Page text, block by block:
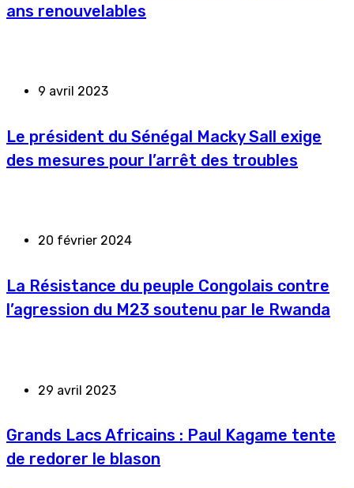
ans renouvelables
9 avril 2023
Le président du Sénégal Macky Sall exige
des mesures pour l’arrêt des troubles
20 février 2024
La Résistance du peuple Congolais contre
l’agression du M23 soutenu par le Rwanda
29 avril 2023
Grands Lacs Africains : Paul Kagame tente
de redorer le blason